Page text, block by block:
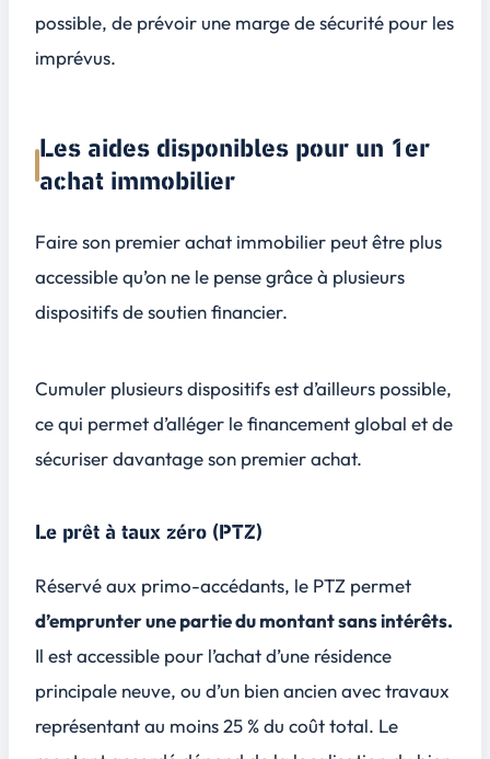
possible, de prévoir une marge de sécurité pour les
imprévus.
Les aides disponibles pour un 1er
achat immobilier
Faire son premier achat immobilier peut être plus
accessible qu’on ne le pense grâce à plusieurs
dispositifs de soutien financier.
Cumuler plusieurs dispositifs est d’ailleurs possible,
ce qui permet d’alléger le financement global et de
sécuriser davantage son premier achat.
Le prêt à taux zéro (PTZ)
Réservé aux primo-accédants, le PTZ permet
d’emprunter une partie du montant sans intérêts.
Il est accessible pour l’achat d’une résidence
principale neuve, ou d’un bien ancien avec travaux
représentant au moins 25 % du coût total. Le